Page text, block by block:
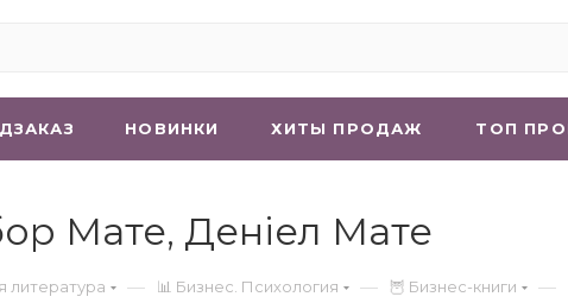
НОВИНКИ ХИТЫ ПРОДАЖ ТОП
Мате, Деніел Мате
литература — 📊 Бизнес. Психология — 🦉 Бизнес-книги —